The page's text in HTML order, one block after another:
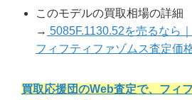
このモデルの買取相場の詳細
→ 5085F.1130.52を売るなら
フィフティファゾムス査定価
買取応援団のWeb査定で、フィ